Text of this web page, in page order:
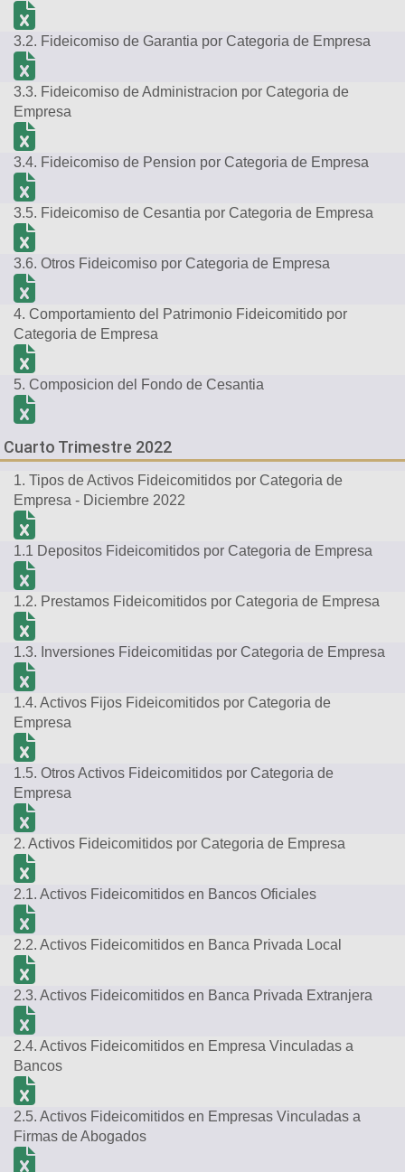
3.2. Fideicomiso de Garantia por Categoria de Empresa
3.3. Fideicomiso de Administracion por Categoria de
Empresa
3.4. Fideicomiso de Pension por Categoria de Empresa
3.5. Fideicomiso de Cesantia por Categoria de Empresa
3.6. Otros Fideicomiso por Categoria de Empresa
4. Comportamiento del Patrimonio Fideicomitido por
Categoria de Empresa
5. Composicion del Fondo de Cesantia
Cuarto Trimestre 2022
1. Tipos de Activos Fideicomitidos por Categoria de
Empresa - Diciembre 2022
1.1 Depositos Fideicomitidos por Categoria de Empresa
1.2. Prestamos Fideicomitidos por Categoria de Empresa
1.3. Inversiones Fideicomitidas por Categoria de Empresa
1.4. Activos Fijos Fideicomitidos por Categoria de
Empresa
1.5. Otros Activos Fideicomitidos por Categoria de
Empresa
2. Activos Fideicomitidos por Categoria de Empresa
2.1. Activos Fideicomitidos en Bancos Oficiales
2.2. Activos Fideicomitidos en Banca Privada Local
2.3. Activos Fideicomitidos en Banca Privada Extranjera
2.4. Activos Fideicomitidos en Empresa Vinculadas a
Bancos
2.5. Activos Fideicomitidos en Empresas Vinculadas a
Firmas de Abogados